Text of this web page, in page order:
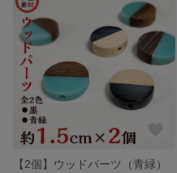
【2個】ウッドパーツ（青緑）